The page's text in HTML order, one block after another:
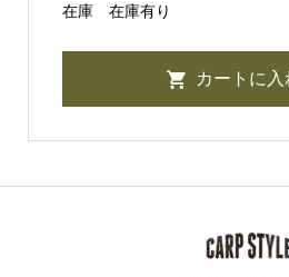
在庫 在庫有り